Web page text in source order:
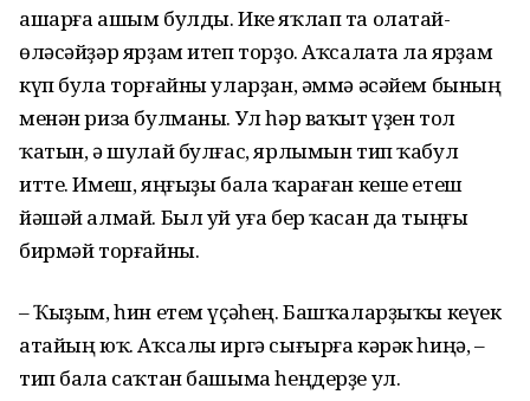
ашарға ашым булды. Ике яҡлап та олатай-
өләсәйҙәр ярҙам итеп торҙо. Аҡсалата ла ярҙам
күп була торғайны уларҙан, әммә әсәйем бының
менән риза булманы. Ул һәр ваҡыт үҙен тол
ҡатын, ә шулай булғас, ярлымын тип ҡабул
итте. Имеш, яңғыҙы бала ҡараған кеше етеш
йәшәй алмай. Был уй уға бер ҡасан да тыңғы
бирмәй торғайны.
– Ҡыҙым, һин етем үҫәһең. Башҡаларҙыҡы кеүек
атайың юҡ. Аҡсалы иргә сығырға кәрәк һиңә, –
тип бала саҡтан башыма һеңдерҙе ул.